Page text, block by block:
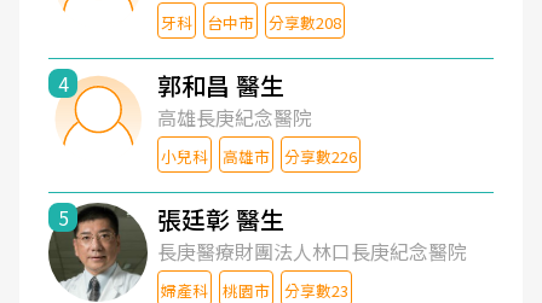
牙科 台中市 分享數208
4 郭和昌 醫生
高雄長庚紀念醫院
小兒科 高雄市 分享數226
5 張廷彰 醫生
長庚醫療財團法人林口長庚紀念醫院
婦產科 桃園市 分享數23